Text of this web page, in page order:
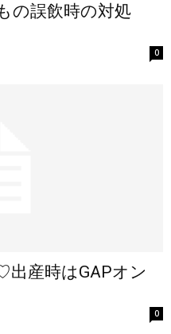
の誤飲時の対処
0
産時はGAPオン
0